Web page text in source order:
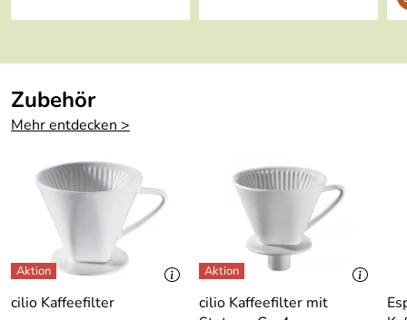
Quick Tip Verschluss für komfortable
Einhandbedienung, portionsgenaues und tropffreies
Ausgießen
5 Jahre Garantie (PDF)
Hersteller: GROUPE SEB WMF CONSUMER GMBH,
WMF Platz 1, 73312 Geislingen, info@emsa.de
Zubehör
Mehr entdecken >
cilio Kaffeefilter
cilio Kaffeefilter mit